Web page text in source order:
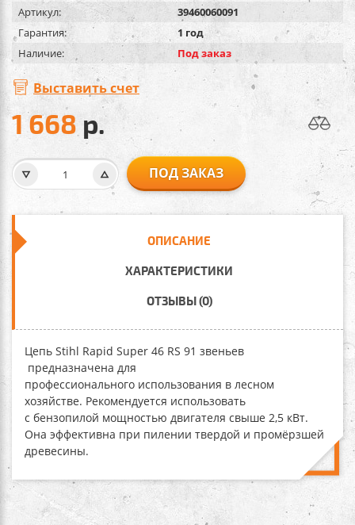
Артикул:
39460060091
Гарантия:
1 год
Наличие:
Под заказ
Выставить счет
1 668 р.
ПОД ЗАКАЗ
ОПИСАНИЕ
ХАРАКТЕРИСТИКИ
ОТЗЫВЫ (0)
Цепь Stihl Rapid Super 46 RS 91 звеньев​
предназначена для
профессионального использования в лесном
хозяйстве. Рекомендуется использовать
с бензопилой мощностью двигателя свыше 2,5 кВт.
Она эффективна при пилении твердой и промёрзшей
древесины.